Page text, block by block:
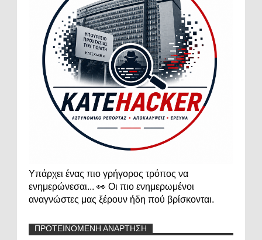
Υπάρχει ένας πιο γρήγορος τρόπος να
ενημερώνεσαι... 👀 Οι πιο ενημερωμένοι
αναγνώστες μας ξέρουν ήδη πού βρίσκονται.
ΠΡΟΤΕΙΝΟΜΕΝΗ ΑΝΑΡΤΗΣΗ